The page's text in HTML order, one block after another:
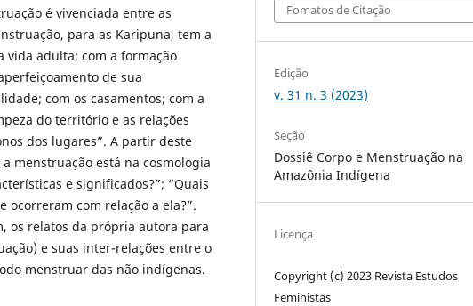
é vivenciada entre as
para as Karipuna, tem a
adulta; com a formação
de sua
com os casamentos; com a
do território e as relações
dos lugares”. A partir deste
menstruação está na cosmologia
e significados?”; “Quais
ocorreram com relação a ela?”.
os relatos da própria autora para
e suas inter-relações entre o
menstruar das não indígenas.
Fomatos de Citação
Edição
v. 31 n. 3 (2023)
Seção
Dossiê Corpo e Menstruação na
Amazônia Indígena
Licença
Copyright (c) 2023 Revista Estudos
Feministas